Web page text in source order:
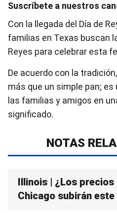
Suscríbete a nuestros
Con la llegada del Día de
familias en Texas buscan
Reyes para celebrar esta
De acuerdo con la
más que un simple pan;
las familias y amigos en
significado.
NOTAS
Illinois | ¿Los precios
Chicago subirán